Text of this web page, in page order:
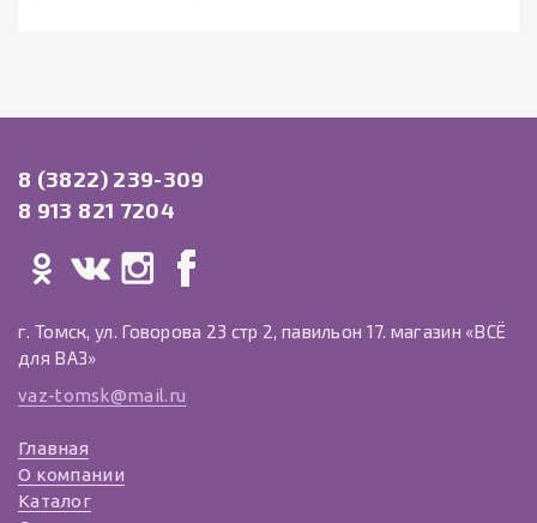
8 (3822) 239-309
8 913 821 7204
г. Томск, ул. Говорова 23 стр 2, павильон 17. магазин «ВСЁ
для ВАЗ»
vaz-tomsk@mail.ru
Главная
О компании
Каталог